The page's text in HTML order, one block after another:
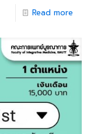
Read more